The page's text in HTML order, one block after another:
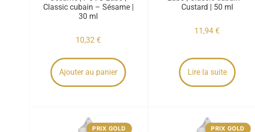
Classic cubain – Sésame |
30 ml
10,32€
Ajouter au panier
Custard | 50 ml
11,94€
Lire la suite
PRIX GOLD PRIX GOLD